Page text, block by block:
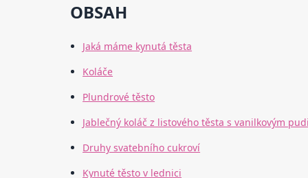
OBSAH
Jaká máme kynutá těsta
Koláče
Plundrové těsto
Jablečný koláč z listového těsta s vanilkovým
Druhy svatebního cukroví
Kynuté těsto v lednici